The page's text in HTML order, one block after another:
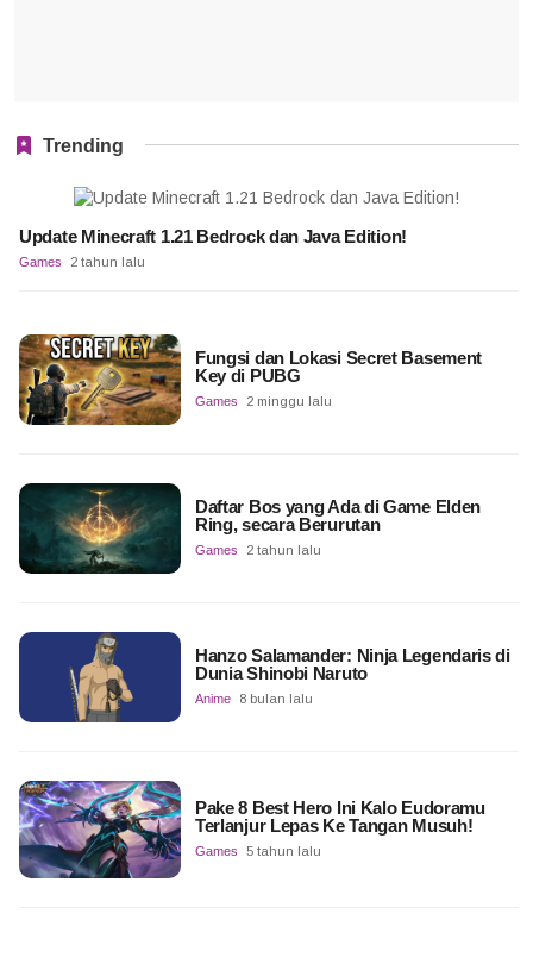
Trending
Update Minecraft 1.21 Bedrock dan Java Edition!
Games 2 tahun lalu
Fungsi dan Lokasi Secret Basement
Key di PUBG
Games 2 minggu lalu
Daftar Bos yang Ada di Game Elden
Ring, secara Berurutan
Games 2 tahun lalu
Hanzo Salamander: Ninja Legendaris di
Dunia Shinobi Naruto
Anime 8 bulan lalu
Pake 8 Best Hero Ini Kalo Eudoramu
Terlanjur Lepas Ke Tangan Musuh!
Games 5 tahun lalu